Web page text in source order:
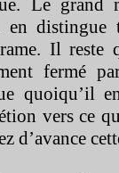
Le grand
distingue
Il reste
fermé
quoiqu’il
vers ce
d’avance